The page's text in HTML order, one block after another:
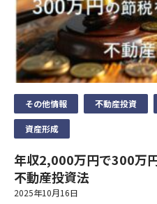
その他情報 不動産投資
資産形成
年収2,000万円で300万
不動産投資法
2025年10月16日
②当社事業に関してご請求いた
③当社のサービスのご案内・サ
④当社が委託を受けている保険
連するサービスの提供等のため
の委託を行う保険会社の利用目
4) 利用目的の変更
上記の利用目的を変更する場合
理的に認められる範囲において
し、原則として書面等（電磁的
通知し、または当社のホームペ
セットライフエージェンシー（
は、本ウェブサイト上で提供
といいます）におけるプライ
のとおりプライバシーポリシー
す）を定めます。
個人情報の重要性に鑑み、また
の信頼をより向上させるため、
1）法令等の遵守
当社は、個人情報の保護に関す
個人情報の
ご希望日時 必須
以下の実施が可能な時間帯か
帯をご記載ください。
無料個別セミナー実施可能時
日不可)
ご興味のある内容
収益不動産保険型運用の
個人情報のお取り扱いに
セットライフエージェンシー（
は、本ウェブサイト上で提供す
といいます）におけるプライバ
す）を定めます。
個人情報の重要性に鑑み、また